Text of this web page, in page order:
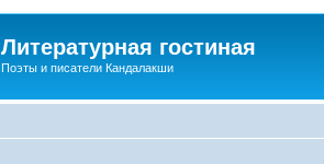
Литературная гостиная
Поэты и писатели Кандалакши